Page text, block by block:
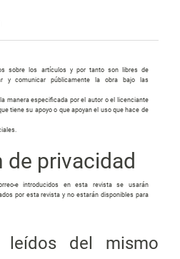
sobre los artículos y por tanto son libres de
y comunicar públicamente la obra bajo las
manera especificada por el autor o el licenciante
tiene su apoyo o que apoyan el uso que hace de
de privacidad
e introducidos en esta revista se usarán
por esta revista y no estarán disponibles para
leídos del mismo